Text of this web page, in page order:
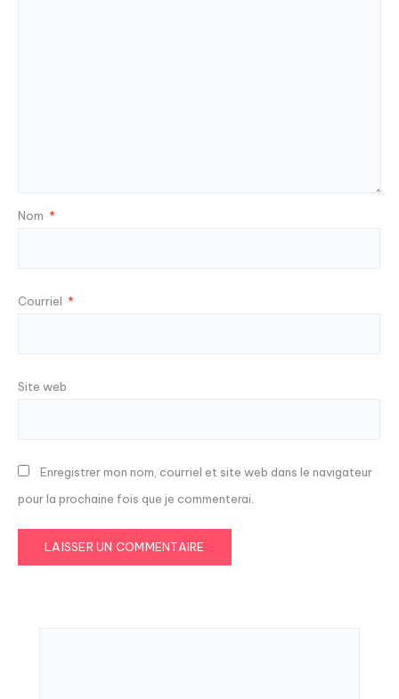
Nom *
Courriel *
Site web
Enregistrer mon nom, courriel et site web dans le navigateur
pour la prochaine fois que je commenterai.